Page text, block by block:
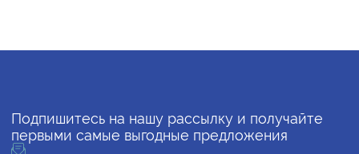
Подпишитесь на нашу рассылку и получайте
первыми самые выгодные предложения